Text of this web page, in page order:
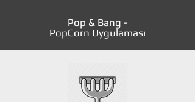
Pop & Bang -
PopCorn Uygulaması